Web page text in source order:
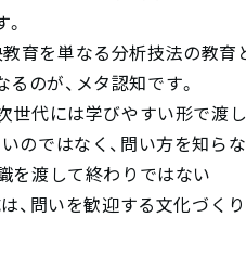
育を単なる分析技法の教育
のが、メタ認知です。
世代には学びやすい形で渡
のではなく、問い方を知ら
を渡して終わりではない
、問いを歓迎する文化づく